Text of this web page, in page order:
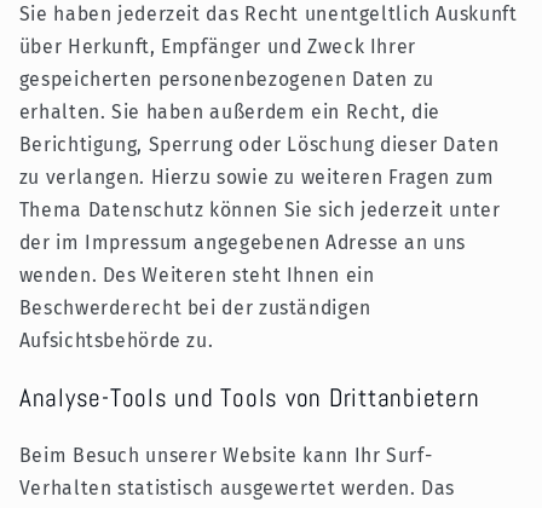
Sie haben jederzeit das Recht unentgeltlich Auskunft
über Herkunft, Empfänger und Zweck Ihrer
gespeicherten personenbezogenen Daten zu
erhalten. Sie haben außerdem ein Recht, die
Berichtigung, Sperrung oder Löschung dieser Daten
zu verlangen. Hierzu sowie zu weiteren Fragen zum
Thema Datenschutz können Sie sich jederzeit unter
der im Impressum angegebenen Adresse an uns
wenden. Des Weiteren steht Ihnen ein
Beschwerderecht bei der zuständigen
Aufsichtsbehörde zu.
Analyse-Tools und Tools von Drittanbietern
Beim Besuch unserer Website kann Ihr Surf-
Verhalten statistisch ausgewertet werden. Das